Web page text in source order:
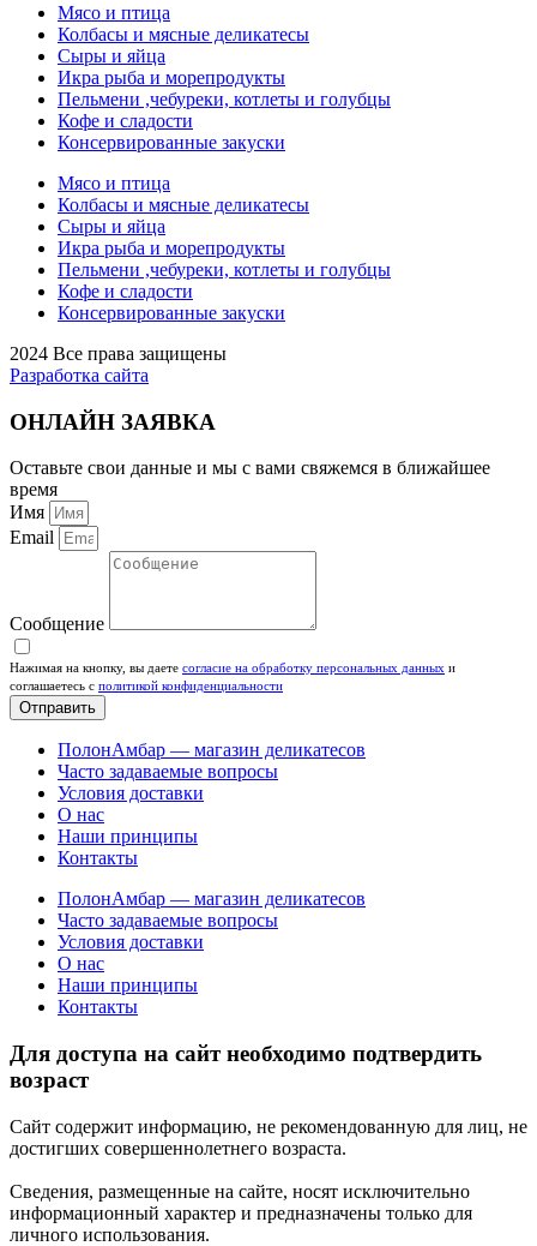
Мясо и птица
Колбасы и мясные деликатесы
Сыры и яйца
Икра рыба и морепродукты
Пельмени ,чебуреки, котлеты и голубцы
Кофе и сладости
Консервированные закуски
Мясо и птица
Колбасы и мясные деликатесы
Сыры и яйца
Икра рыба и морепродукты
Пельмени ,чебуреки, котлеты и голубцы
Кофе и сладости
Консервированные закуски
2024 Все права защищены
Разработка сайта
ОНЛАЙН ЗАЯВКА
Оставьте свои данные и мы с вами свяжемся в ближайшее
время
Имя
Email
Сообщение
Нажимая на кнопку, вы даете согласие на обработку персональных данных и
соглашаетесь c политикой конфиденциальности
Отправить
ПолонАмбар — магазин деликатесов
Часто задаваемые вопросы
Условия доставки
О нас
Наши принципы
Контакты
ПолонАмбар — магазин деликатесов
Часто задаваемые вопросы
Условия доставки
О нас
Наши принципы
Контакты
Для доступа на сайт необходимо подтвердить
возраст
Сайт содержит информацию, не рекомендованную для лиц, не
достигших совершеннолетнего возраста.
Сведения, размещенные на сайте, носят исключительно
информационный характер и предназначены только для
личного использования.